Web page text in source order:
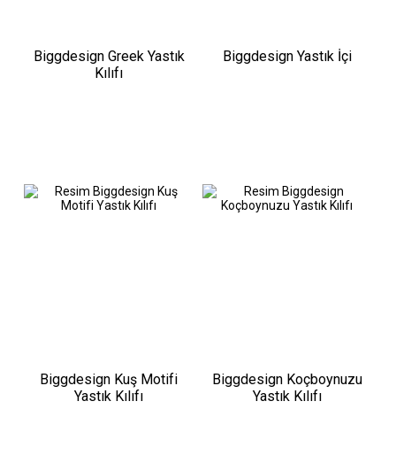
Biggdesign Greek Yastık
Kılıfı
Biggdesign Yastık İçi
Biggdesign Kuş Motifi
Yastık Kılıfı
Biggdesign Koçboynuzu
Yastık Kılıfı